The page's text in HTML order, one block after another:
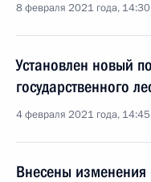
8 февраля 2021 года, 14:30
Установлен новый
государственного
4 февраля 2021 года, 14:45
Внесены